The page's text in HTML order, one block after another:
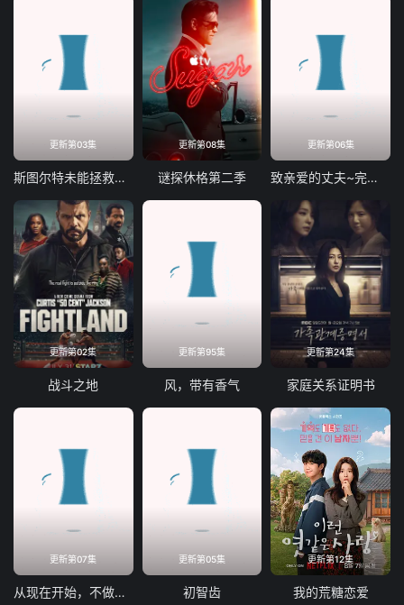
更新第03集
斯图尔特未能拯救宇宙
更新第08集
谜探休格第二季
更新第06集
致亲爱的丈夫~完美妻子的谎言~
更新第02集
战斗之地
更新第95集
风，带有香气
更新第24集
家庭关系证明书
更新第07集
从现在开始，不做朋友了吧。
更新第05集
初智齿
更新第12集
我的荒糖恋爱